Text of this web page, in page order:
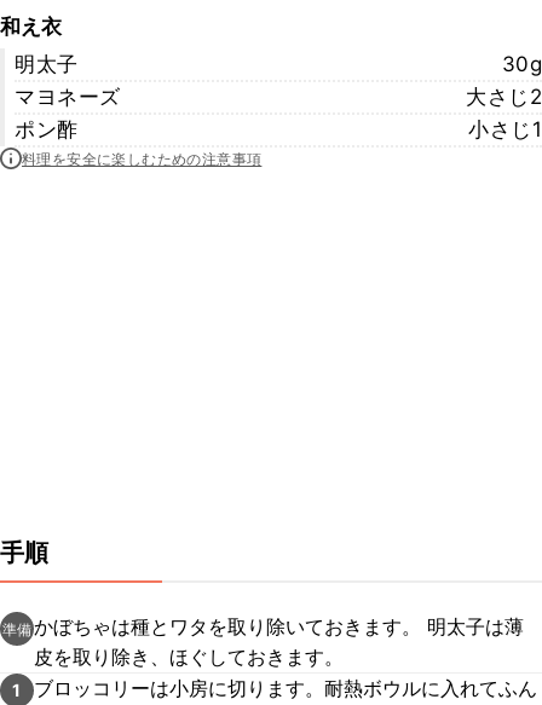
和え衣
明太子
30g
マヨネーズ
大さじ2
ポン酢
小さじ1
料理を安全に楽しむための注意事項
手順
準備かぼちゃは種とワタを取り除いておきます。 明太子は薄
皮を取り除き、ほぐしておきます。
1
ブロッコリーは小房に切ります。耐熱ボウルに入れてふん